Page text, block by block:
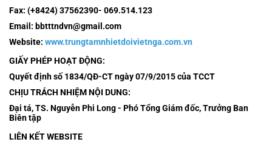
Fax: (+8424) 37562390- 069.514.123
Email: bbtttndvn@gmail.com
Website: www.trungtamnhietdoivietnga.com.vn
GIẤY PHÉP HOẠT ĐỘNG:
Quyết định số 1834/QĐ-CT ngày 07/9/2015 của TCCT
CHỊU TRÁCH NHIỆM NỘI DUNG:
Đại tá, TS. Nguyễn Phi Long - Phó Tổng Giám đốc, Trưởng Ban
Biên tập
LIÊN KẾT WEBSITE